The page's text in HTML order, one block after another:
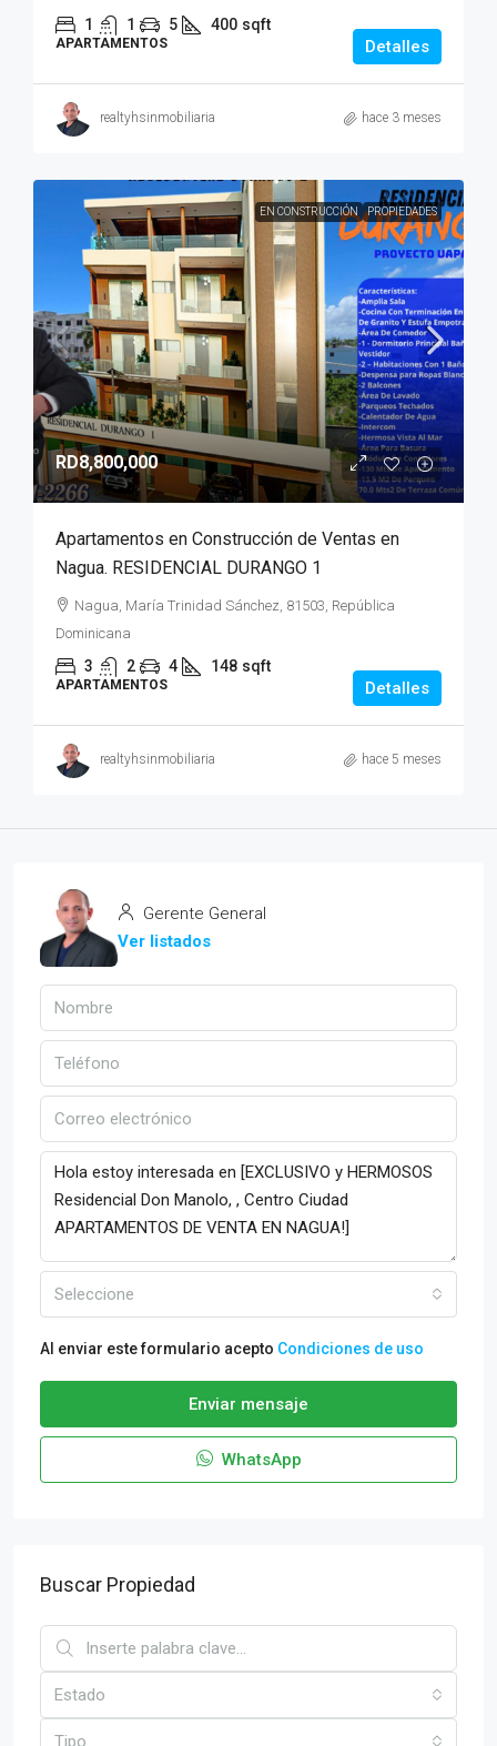
1 1 5 400 sqft
APARTAMENTOS Detalles
realtyhsinmobiliaria hace 3 meses
EN CONSTRUCCIÓN PROPIEDADES
RD8,800,000
Apartamentos en Construcción de Ventas en
Nagua. RESIDENCIAL DURANGO 1
Nagua, María Trinidad Sánchez, 81503, República
Dominicana
3 2 4 148 sqft
APARTAMENTOS Detalles
realtyhsinmobiliaria hace 5 meses
Gerente General
Ver listados
Seleccione
Al enviar este formulario acepto Condiciones de uso
Enviar mensaje
WhatsApp
Buscar Propiedad
Estado
Tipo